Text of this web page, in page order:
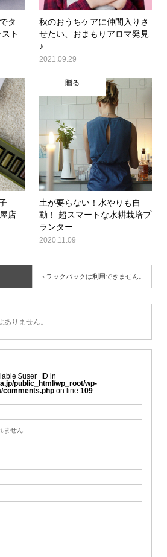
タ
ト
秋のおうちケアに仲間入りさ
せたい、おまもりアロマ発見
♪
2021.09.29
店
贈る
土が要らない！水やりも自
動！ 超スマートな水耕栽培プ
ランター
2020.11.09
トラックバックは利用できません。
りません。
$user_ID in
public_html/wp_root/wp-
comments.phpon line 109
ません